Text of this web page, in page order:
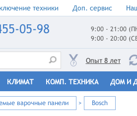
техники Доп. сервис
05-98
9:00 - 21:00
9:00 - 20:00
Опыт 8 лет
КЛИМАТ КОМП. ТЕХНИКА ДОМ И
варочные панели > Bosch